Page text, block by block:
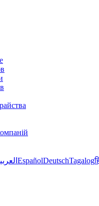
EspañolDeutschTagalog